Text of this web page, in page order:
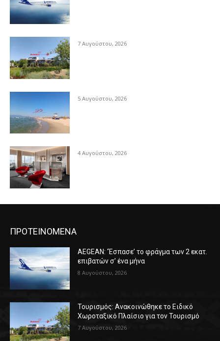
7 Αυγούστου, 2026
5 Αυγούστου, 2026
4 Αυγούστου, 2026
ΠΡΟΤΕΙΝΟΜΕΝΑ
AEGEAN: ‘Έσπασε’ το φράγμα των 2 εκατ.
επιβατών σ’ ένα μήνα
8 Αυγούστου, 2026
Τουρισμός: Ανακοινώθηκε το Ειδικό
Χωροταξικό Πλαίσιο για τον Τουρισμό
7 Αυγούστου, 2026